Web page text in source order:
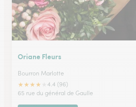
Oriane Fleurs
Bourron Marlotte
★★★★
4.4 (96)
65 rue du général de Gaulle